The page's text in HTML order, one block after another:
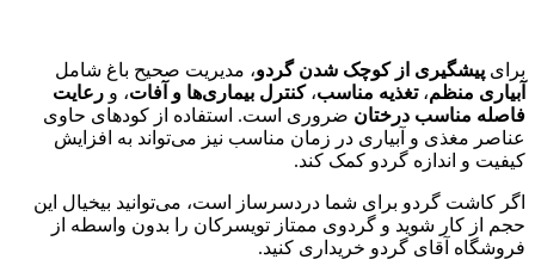
برای پیشگیری از کوچک شدن گردو، مدیریت صحیح باغ شامل
آبیاری منظم،تغذیه مناسب،کنترل بیماری‌ها و آفات، و رعایت
فاصله مناسب درختان ضروری است. استفاده از کودهای حاوی
عناصر مغذی و آبیاری در زمان مناسب نیز می‌تواند به افزایش
کیفیت و اندازه گردو کمک کند.
اگر کاشت گردو برای شما دردسرساز است، می‌توانید بیخیال این
حجم از کار شوید و گردوی ممتاز تویسرکان را بدون واسطه از
فروشگاه آقای گردو خریداری کنید.